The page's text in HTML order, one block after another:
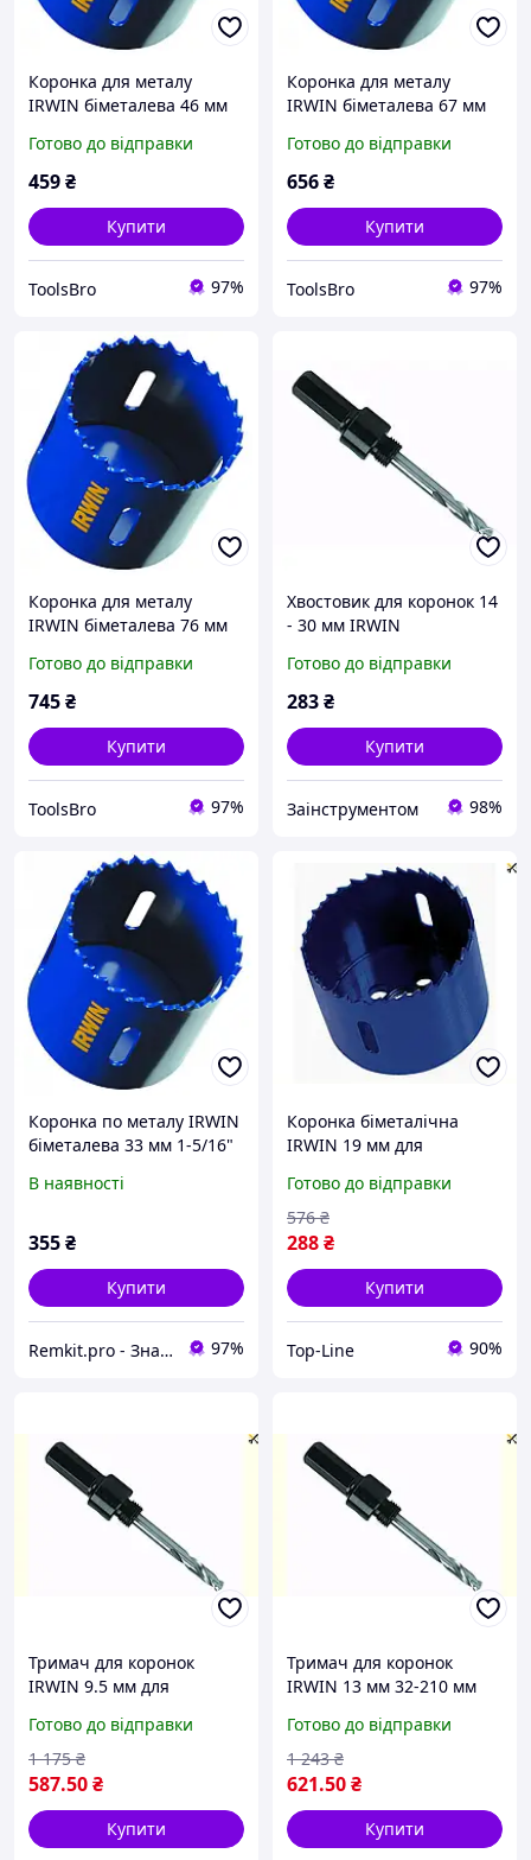
Коронка для металу
IRWIN біметалева 46 мм
Готово до відправки
459₴
Купити
ToolsBro 97%
Коронка для металу
IRWIN біметалева 67 мм
Готово до відправки
656₴
Купити
ToolsBro 97%
Коронка для металу
IRWIN біметалева 76 мм
Готово до відправки
745₴
Купити
ToolsBro 97%
Хвостовик для коронок 14
- 30 мм IRWIN
10504533
Готово до відправки
283₴
Купити
Заінструментом 98%
Коронка по металу IRWIN
біметалева 33 мм 1-5/16"
В наявності
355₴
Купити
Remkit.pro - Знайдемо все, що вам потрібне! 97%
Коронка біметалічна
IRWIN 19 мм для
швидке та точне
виконання робіт
Готово до відправки
288₴
576 ₴
Купити
Top-Line 90%
Тримач для коронок
IRWIN 9.5 мм для
коронок у роботі з
деревом
Готово до відправки
587.50₴
1 175 ₴
Купити
Тримач для коронок
IRWIN 13 мм 32-210 мм
коронок для точного
свердління в дереві
Готово до відправки
621.50₴
1 243 ₴
Купити